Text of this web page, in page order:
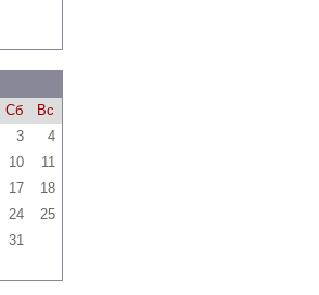
Сб
Вс
3
4
10
11
17
18
24
25
31